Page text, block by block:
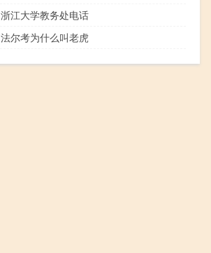
浙江大学教务处电话
法尔考为什么叫老虎